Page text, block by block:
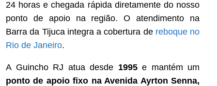
24 horas e chegada rápida diretamente do nosso
ponto de apoio na região. O atendimento na
Barra da Tijuca integra a cobertura de reboque no
Rio de Janeiro.
A Guincho RJ atua desde 1995e mantém um
ponto de apoio fixo na Avenida Ayrton Senna,